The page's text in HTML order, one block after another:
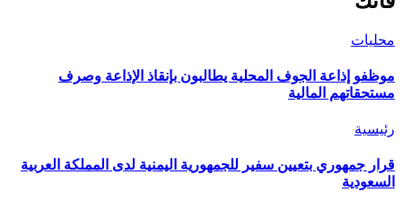
محليات
موظفو إذاعة الجوف المحلية يطالبون بإنقاذ الإذاعة وصرف
مستحقاتهم المالية
رئيسية
قرار جمهوري بتعيين سفير للجمهورية اليمنية لدى المملكة العربية
السعودية